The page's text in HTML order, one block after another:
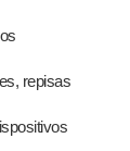
repisas